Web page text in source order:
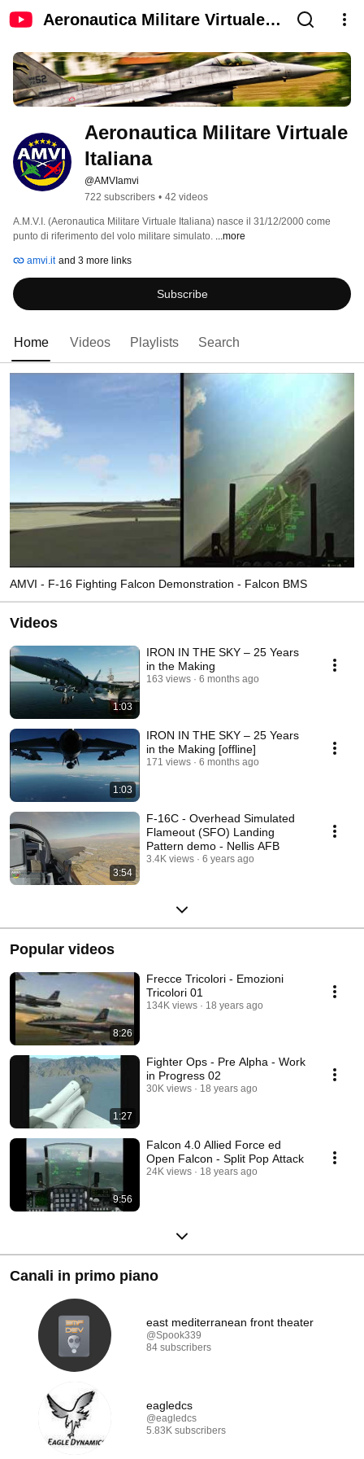
Aeronautica Militare Virtuale
Aeronautica Militare Virtuale
Italiana
@AMVIamvi
722 subscribers • 42 videos
A.M.V.I. (Aeronautica Militare Virtuale Italiana) nasce il 31/12/2000 come
punto di riferimento del volo militare simulato. ...more
amvi.it and 3 more links
Subscribe
Home Videos Playlists Search
AMVI - F-16 Fighting Falcon Demonstration - Falcon BMS
Videos
1:03
IRON IN THE SKY – 25 Years
in the Making
163 views 6 months ago
1:03
IRON IN THE SKY – 25 Years
in the Making [offline]
171 views 6 months ago
3:54
F-16C - Overhead Simulated
Flameout (SFO) Landing
Pattern demo - Nellis AFB
3.4K views 6 years ago
Popular videos
8:26
Frecce Tricolori - Emozioni
Tricolori 01
134K views 18 years ago
1:27
Fighter Ops - Pre Alpha - Work
in Progress 02
30K views 18 years ago
9:56
Falcon 4.0 Allied Force ed
Open Falcon - Split Pop Attack
24K views 18 years ago
Canali in primo piano
east mediterranean front theater
@Spook339
84 subscribers
eagledcs
@eagledcs
5.83K subscribers